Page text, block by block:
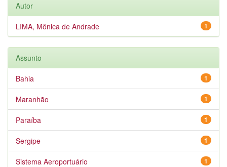
Autor
1
LIMA, Mônica de Andrade
Assunto
1
Bahia
1
Maranhão
1
Paraíba
1
Sergipe
1
Sistema Aeroportuário